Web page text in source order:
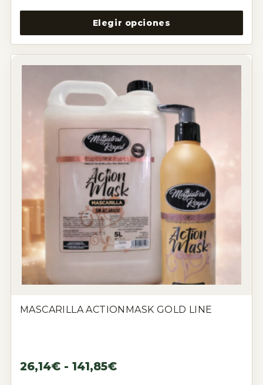
Elegir opciones
MASCARILLA ACTIONMASK GOLD LINE
26,14€ - 141,85€